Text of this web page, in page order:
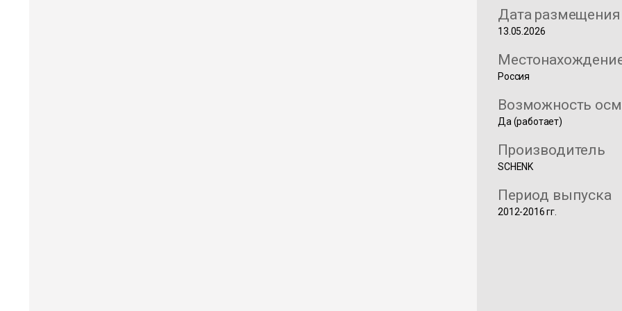
Дата размещения
13.05.2026
Россия
Возможность
Да (работает)
Производитель
SCHENK
Период выпуска
2012-2016 гг.